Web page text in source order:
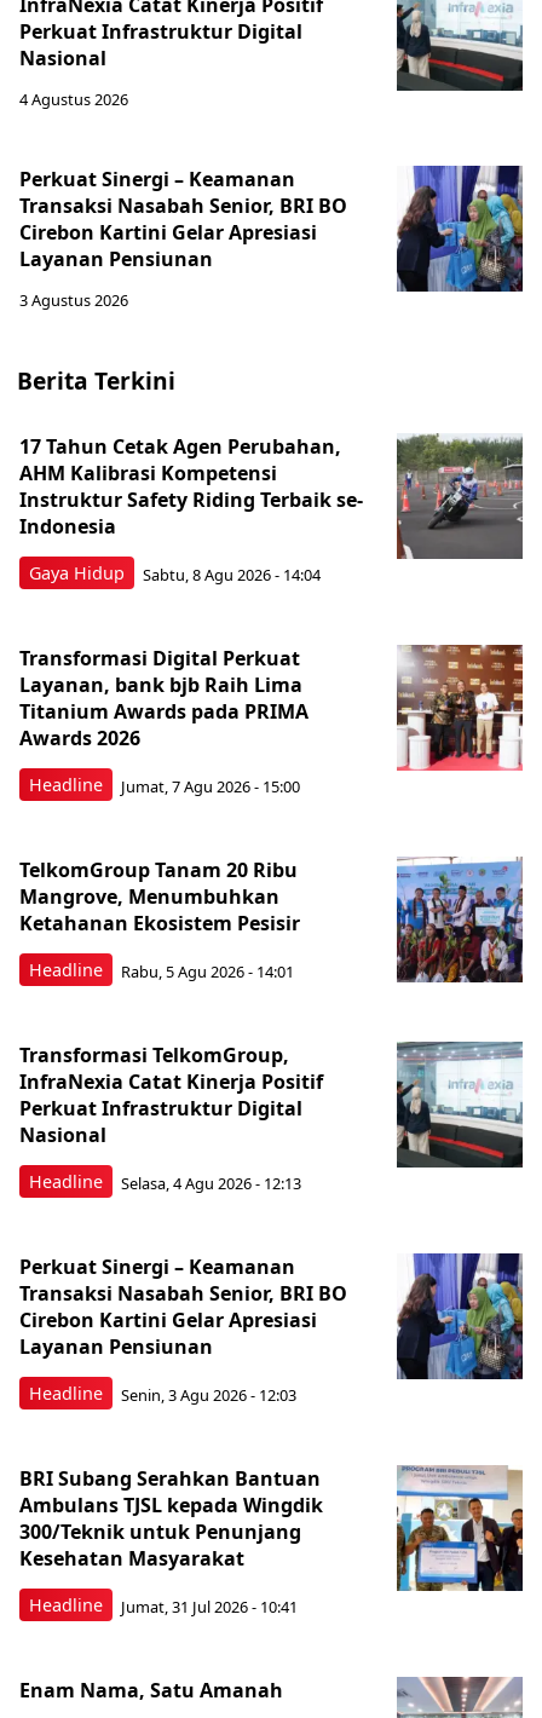
Perkuat Infrastruktur Digital
Nasional
4 Agustus 2026
Perkuat Sinergi – Keamanan
Transaksi Nasabah Senior, BRI BO
Cirebon Kartini Gelar Apresiasi
Layanan Pensiunan
3 Agustus 2026
Berita Terkini
Gaya Hidup
17 Tahun Cetak Agen Perubahan,
AHM Kalibrasi Kompetensi
Instruktur Safety Riding Terbaik se-
Indonesia
Sabtu, 8 Agu 2026 - 14:04
Headline
Transformasi Digital Perkuat
Layanan, bank bjb Raih Lima
Titanium Awards pada PRIMA
Awards 2026
Jumat, 7 Agu 2026 - 15:00
Headline
TelkomGroup Tanam 20 Ribu
Mangrove, Menumbuhkan
Ketahanan Ekosistem Pesisir
Rabu, 5 Agu 2026 - 14:01
Headline
Transformasi TelkomGroup,
InfraNexia Catat Kinerja Positif
Perkuat Infrastruktur Digital
Nasional
Selasa, 4 Agu 2026 - 12:13
Headline
Perkuat Sinergi – Keamanan
Transaksi Nasabah Senior, BRI BO
Cirebon Kartini Gelar Apresiasi
Layanan Pensiunan
Senin, 3 Agu 2026 - 12:03
Headline
BRI Subang Serahkan Bantuan
Ambulans TJSL kepada Wingdik
300/Teknik untuk Penunjang
Kesehatan Masyarakat ​
Jumat, 31 Jul 2026 - 10:41
Enam Nama, Satu Amanah